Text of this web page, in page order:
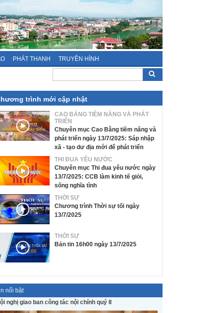
PHÁT THANH TRUYỀN HÌNH
trình mới cập nhật
CAO BẰNG TIỀM NĂNG VÀ PHÁT
TRIỂN
Chuyên mục Cao Bằng tiềm năng và
phát triển ngày 13/7/2025: Sáp nhập
xã - tạo dư địa mới để phát triển
THI ĐUA YÊU NƯỚC
Chuyên mục Thi đua yêu nước ngày
13/7/2025: CCB làm kinh tế giỏi,
sống nghĩa tình
THỜI SỰ
Chương trình Thời sự tối ngày
13/7/2025
THỜI SỰ
Bản tin 16h00 ngày 13/7/2025
nổi bật
nghị giao ban công tác nội chính quý II